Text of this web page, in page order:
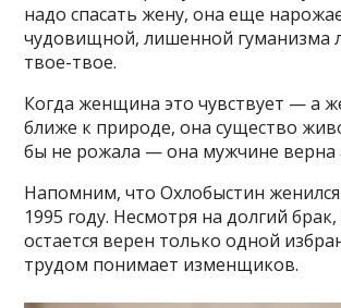
надо спасать жену, она еще
чудовищной, лишенной гуманизма
твое-твое.
Когда женщина это чувствует — а
ближе к природе, она существо
бы не рожала — она мужчине верна
Напомним, что Охлобыстин
1995 году. Несмотря на долгий брак,
остается верен только одной
трудом понимает изменщиков.